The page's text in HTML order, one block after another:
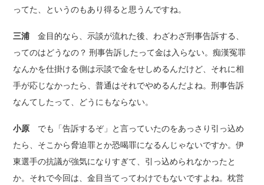
ってた、というのもあり得ると思うんですね。
三浦 金目的なら、示談が流れた後、わざわざ刑事告訴する、
ってのはどうなの？ 刑事告訴したって金は入らない。痴漢冤罪
なんかを仕掛ける側は示談で金をせしめるんだけど、それに相
手が応じなかったら、普通はそれでやめるんだよね。刑事告訴
なんてしたって、どうにもならない。
小原 でも「告訴するぞ」と言っていたのをあっさり引っ込め
たら、そこから脅迫罪とか恐喝罪になるんじゃないですか。伊
東選手の抗議が強気になりすぎて、引っ込められなかったと
か。それで今回は、金目当てってわけでもないですよね。枕営